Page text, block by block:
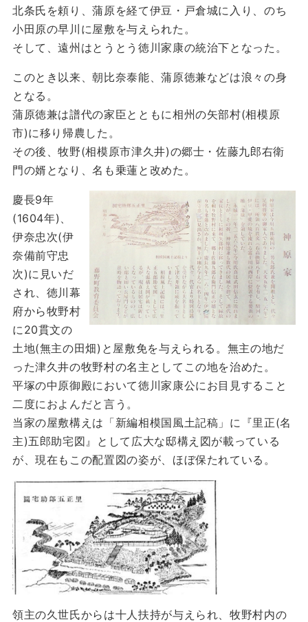
北条氏を頼り、蒲原を経て伊豆・戸倉城に入り、のち
小田原の早川に屋敷を与えられた。
そして、遠州はとうとう徳川家康の統治下となった。
このとき以来、朝比奈泰能、蒲原徳兼などは浪々の身
となる。
蒲原徳兼は譜代の家臣とともに相州の矢部村(相模原
市)に移り帰農した。
その後、牧野(相模原市津久井)の郷士・佐藤九郎右衛
門の婿となり、名も乗蓮と改めた。
慶長9年
(1604年)、
伊奈忠次(伊
奈備前守忠
次)に見いだ
され、徳川幕
府から牧野村
に20貫文の
土地(無主の田畑)と屋敷免を与えられる。無主の地だ
った津久井の牧野村の名主としてこの地を治めた。
平塚の中原御殿において徳川家康公にお目見すること
二度におよんだと言う。
当家の屋敷構えは「新編相模国風土記稿」に『里正(名
主)五郎助宅図』として広大な邸構え図が載っている
が、現在もこの配置図の姿が、ほぼ保たれている。
領主の久世氏からは十人扶持が与えられ、牧野村内の